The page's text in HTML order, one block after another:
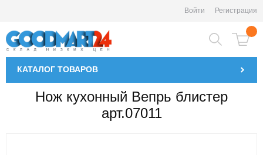
Войти Регистрация
КАТАЛОГ ТОВАРОВ
Нож кухонный Вепрь блистер
арт.07011